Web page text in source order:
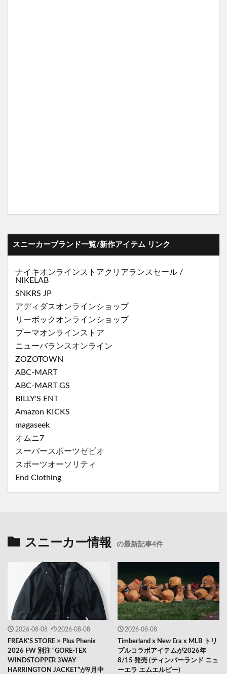
スニーカーブランド一覧/新作アイテム リンク
ナイキオンラインストアクリアランスセール /
NIKELAB
SNKRS JP
アディダスオンラインショップ
リーボックオンラインショップ
プーマオンラインストア
ニューバランスオンライン
ZOZOTOWN
ABC-MART
ABC-MART GS
BILLY'S ENT
Amazon KICKS
magaseek
オムニ7
スーパースポーツゼビオ
スポーツオーソリティ
End Clothing
スニーカー情報 の最新記事4件
2026-08-08 2026-08-08
FREAK’S STORE × Plus Phenix
2026 FW 別注 “GORE-TEX
WINDSTOPPER 3WAY
HARRINGTON JACKET”が9月中
2026-08-08
Timberland x New Era x MLB トリ
プルコラボアイテムが2026年
8/15 発売 (ティンバーランド ニュ
ーエラ エムエルビー)